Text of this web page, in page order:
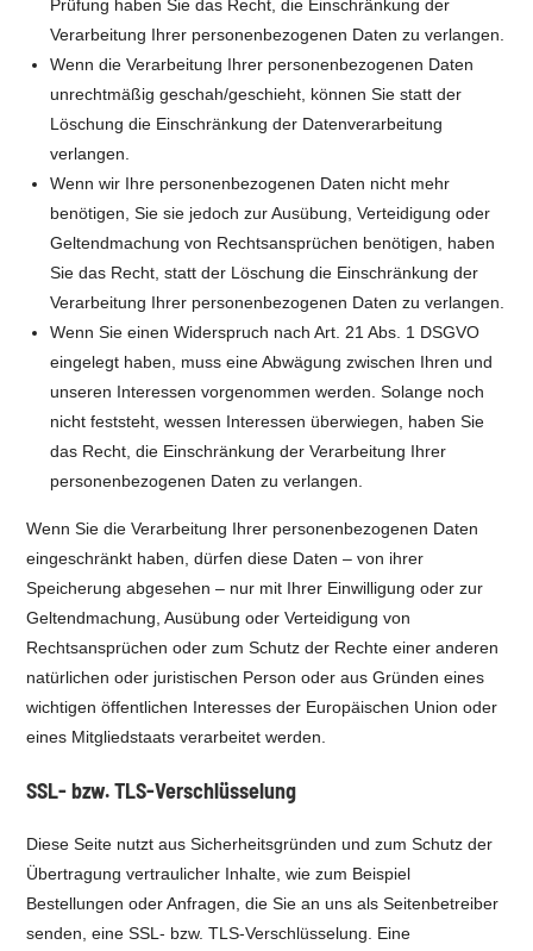
Prüfung haben Sie das Recht, die Einschränkung der
Verarbeitung Ihrer personenbezogenen Daten zu verlangen.
Wenn die Verarbeitung Ihrer personenbezogenen Daten
unrechtmäßig geschah/geschieht, können Sie statt der
Löschung die Einschränkung der Datenverarbeitung
verlangen.
Wenn wir Ihre personenbezogenen Daten nicht mehr
benötigen, Sie sie jedoch zur Ausübung, Verteidigung oder
Geltendmachung von Rechtsansprüchen benötigen, haben
Sie das Recht, statt der Löschung die Einschränkung der
Verarbeitung Ihrer personenbezogenen Daten zu verlangen.
Wenn Sie einen Widerspruch nach Art. 21 Abs. 1 DSGVO
eingelegt haben, muss eine Abwägung zwischen Ihren und
unseren Interessen vorgenommen werden. Solange noch
nicht feststeht, wessen Interessen überwiegen, haben Sie
das Recht, die Einschränkung der Verarbeitung Ihrer
personenbezogenen Daten zu verlangen.
Wenn Sie die Verarbeitung Ihrer personenbezogenen Daten
eingeschränkt haben, dürfen diese Daten – von ihrer
Speicherung abgesehen – nur mit Ihrer Einwilligung oder zur
Geltendmachung, Ausübung oder Verteidigung von
Rechtsansprüchen oder zum Schutz der Rechte einer anderen
natürlichen oder juristischen Person oder aus Gründen eines
wichtigen öffentlichen Interesses der Europäischen Union oder
eines Mitgliedstaats verarbeitet werden.
SSL- bzw. TLS-Verschlüsselung
Diese Seite nutzt aus Sicherheitsgründen und zum Schutz der
Übertragung vertraulicher Inhalte, wie zum Beispiel
Bestellungen oder Anfragen, die Sie an uns als Seitenbetreiber
senden, eine SSL- bzw. TLS-Verschlüsselung. Eine